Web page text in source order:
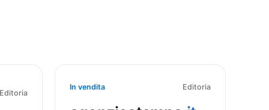
Editoria
In vendita Editoria